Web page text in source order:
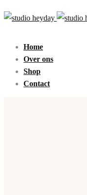
Home
Over ons
Shop
Contact